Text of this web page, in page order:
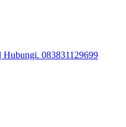
Hubungi. 083831129699